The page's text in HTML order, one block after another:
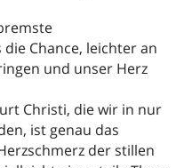
Chance, leichter an
und unser Herz
Christi, die wir in nur
ist genau das
der stillen